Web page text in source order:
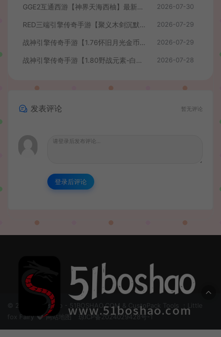
GGE2互通西游【神界天海西柚】最新整理Win系服务端+安卓苹果PC三端+内置GM工具+全套源码+详细搭建教程+视频教程 2026-07-30
RED三端引擎传奇手游【聚义木剑沉默高仿嘟嘟沉默】最新整理Win系服务端+安卓苹果PC三端+详细搭建教程 2026-07-29
战神引擎传奇手游【1.76怀旧月光金币版】最新整理Win系复古服务端+安卓苹果双端+GM授权物品后台+详细搭建教程 2026-07-29
战神引擎传奇手游【1.80野战元素-白猪7.2免授权】最新整理Win系特色服务端+安卓+GM授权物品后台+详细搭建教程 2026-07-28
发表评论 暂无评论
登录后评论
© 2024 51boshao - 51BOSHAO.COM & CustoPack Tools ：Little
fox Fairy
网站地图 琼ICP备2024029428号-1